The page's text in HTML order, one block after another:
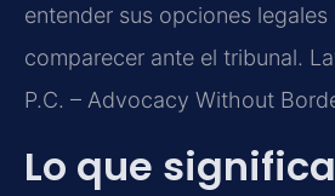
entender sus opciones legales
comparecer ante el tribunal.
P.C. – Advocacy Without
Lo que